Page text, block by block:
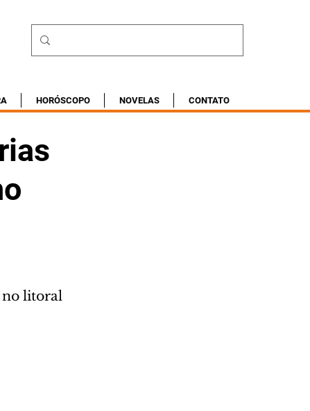
HORÓSCOPO NOVELAS CONTATO
no litoral